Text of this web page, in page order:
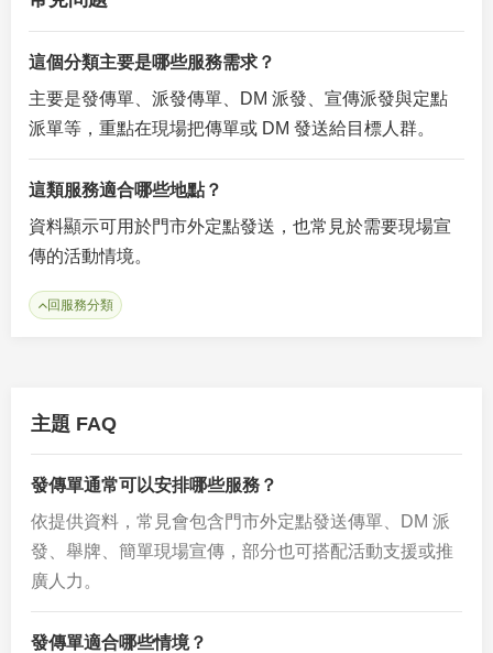
這個分類主要是哪些服務需求？
主要是發傳單、派發傳單、DM 派發、宣傳派發與定點
派單等，重點在現場把傳單或 DM 發送給目標人群。
這類服務適合哪些地點？
資料顯示可用於門市外定點發送，也常見於需要現場宣
傳的活動情境。
回服務分類
主題 FAQ
發傳單通常可以安排哪些服務？
依提供資料，常見會包含門市外定點發送傳單、DM 派
發、舉牌、簡單現場宣傳，部分也可搭配活動支援或推
廣人力。
發傳單適合哪些情境？